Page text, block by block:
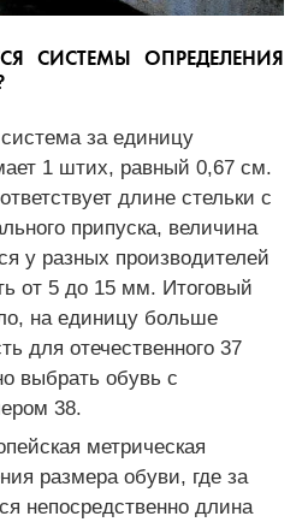
СИСТЕМЫ ОПРЕДЕЛЕНИЯ
за единицу
1 штих, равный 0,67 см.
длине стельки с
припуска, величина
у разных производителей
от 5 до 15 мм. Итоговый
на единицу больше
для отечественного 37
выбрать обувь с
38.
метрическая
размера обуви, где за
непосредственно длина